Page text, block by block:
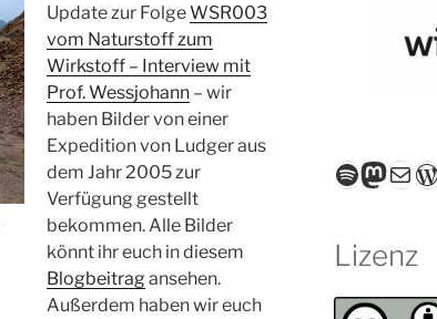
Update zur FolgeWSR003
vom Naturstoff zum
Wirkstoff – Interview mit
Prof. Wessjohann– wir
haben Bilder von einer
Expedition von Ludger aus
dem Jahr 2005 zur
Verfügung gestellt
bekommen. Alle Bilder
könnt ihr euch in diesem
Blogbeitragansehen.
Außerdem haben wir euch
Spotify
E-Mail
Lizenz